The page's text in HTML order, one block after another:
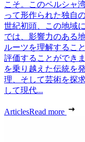
こそ。このペルシャ
って形作られた独自
世紀初頭、この地域
では、影響力のある
ルーツを理解するこ
評価することができ
を乗り越えた伝統を
理、そして芸術を探
して現代...
ArticlesRead more